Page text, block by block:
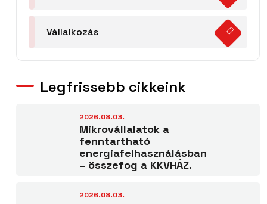
Vállalkozás
Legfrissebb cikkeink
2026.08.03.
Mikrovállalatok a
fenntartható
energiafelhasználásban
– összefog a KKVHÁZ.
2026.08.03.